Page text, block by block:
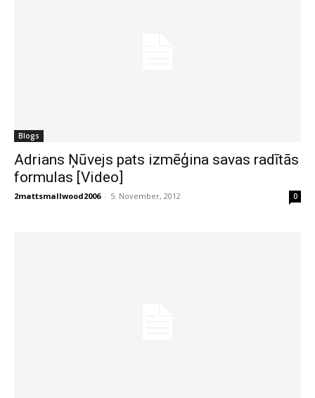
Blogs
Adrians Ņūvejs pats izmēģina savas radītās
formulas [Video]
2mattsmallwood2006 - 5. November, 2012 0